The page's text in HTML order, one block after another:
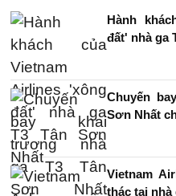
Hành
đất' nhà ga
Chuyến
Sơn Nhất
Vietnam
thác tại nhà